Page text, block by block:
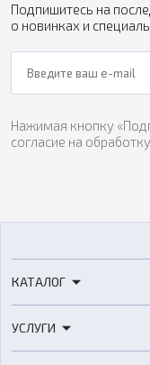
Подпишитесь на
о новинках и
Нажимая кнопку
согласие на обработку
КАТАЛОГ
3D-сканеры
УСЛУГИ